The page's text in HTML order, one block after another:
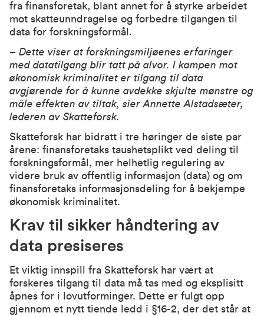
fra finansforetak, blant annet for å styrke arbeidet
mot skatteunndragelse og forbedre tilgangen til
data for forskningsformål.
– Dette viser at forskningsmiljøenes erfaringer
med datatilgang blir tatt på alvor. I kampen mot
økonomisk kriminalitet er tilgang til data
avgjørende for å kunne avdekke skjulte mønstre og
måle effekten av tiltak, sier Annette Alstadsæter,
lederen av Skatteforsk.
Skatteforsk har bidratt i tre høringer de siste par
årene: finansforetaks taushetsplikt ved deling til
forskningsformål , mer helhetlig regulering av
videre bruk av offentlig informasjon (data) og om
finansforetaks informasjonsdeling for å bekjempe
økonomisk kriminalitet.
Krav til sikker håndtering av
data presiseres
Et viktig innspill fra Skatteforsk har vært at
forskeres tilgang til data må tas med og eksplisitt
åpnes for i lovutforminger. Dette er fulgt opp
gjennom et nytt tiende ledd i §16-2, der det står at